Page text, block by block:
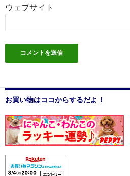
ウェブサイト
お買い物はココからするだよ！